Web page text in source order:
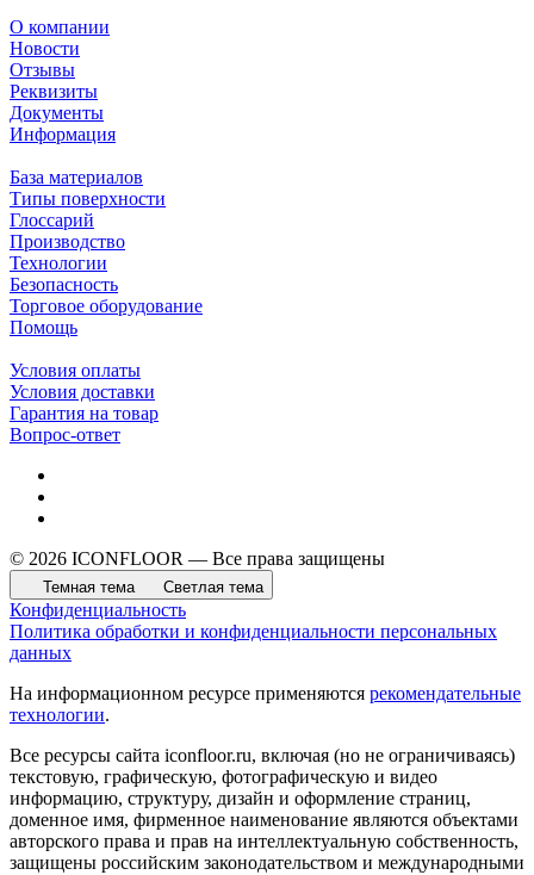
О компании
Новости
Отзывы
Реквизиты
Документы
Информация
База материалов
Типы поверхности
Глоссарий
Производство
Технологии
Безопасность
Торговое оборудование
Помощь
Условия оплаты
Условия доставки
Гарантия на товар
Вопрос-ответ
© 2026 ICONFLOOR — Все права защищены
Темная тема Светлая тема
Конфиденциальность
Политика обработки и конфиденциальности персональных
данных
На информационном ресурсе применяются рекомендательные
технологии.
Все ресурсы сайта iconfloor.ru, включая (но не ограничиваясь)
текстовую, графическую, фотографическую и видео
информацию, структуру, дизайн и оформление страниц,
доменное имя, фирменное наименование являются объектами
авторского права и прав на интеллектуальную собственность,
защищены российским законодательством и международными